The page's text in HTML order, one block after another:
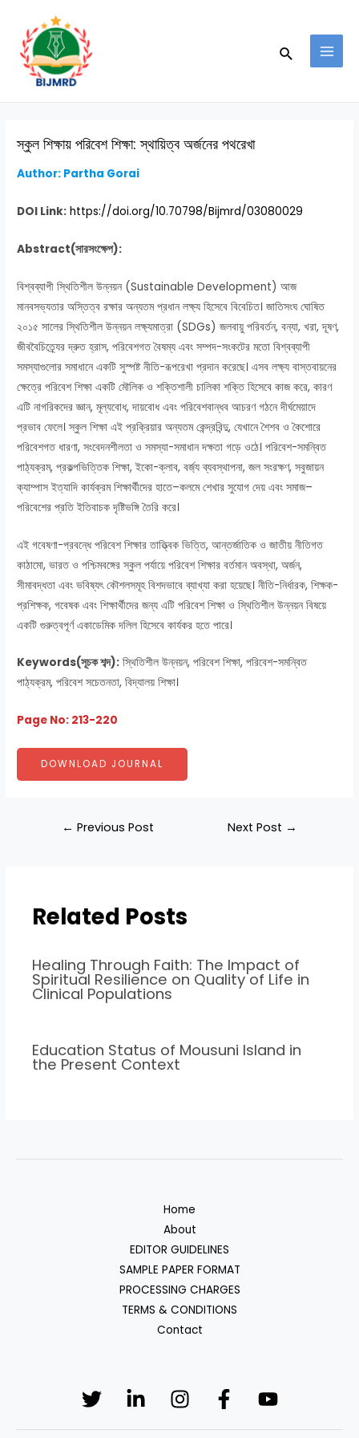
content
Search
স্কুল শিক্ষায় পরিবেশ শিক্ষা: স্থায়িত্ব অর্জনের পথরেখা
Author: Partha Gorai
DOI Link: https://doi.org/10.70798/Bijmrd/03080029
Abstract(সারসংক্ষেপ):
বিশ্বব্যাপী স্থিতিশীল উন্নয়ন (Sustainable Development) আজ
মানবসভ্যতার অস্তিত্ব রক্ষার অন্যতম প্রধান লক্ষ্য হিসেবে বিবেচিত। জাতিসংঘ ঘোষিত
২০১৫ সালের স্থিতিশীল উন্নয়ন লক্ষ্যমাত্রা (SDGs) জলবায়ু পরিবর্তন, বন্যা, খরা, দূষণ,
জীববৈচিত্র্যের দ্রুত হ্রাস, পরিবেশগত বৈষম্য এবং সম্পদ-সংকটের মতো বিশ্বব্যাপী
সমস্যাগুলোর সমাধানে একটি সুস্পষ্ট নীতি-রূপরেখা প্রদান করেছে। এসব লক্ষ্য বাস্তবায়নের
ক্ষেত্রে পরিবেশ শিক্ষা একটি মৌলিক ও শক্তিশালী চালিকা শক্তি হিসেবে কাজ করে, কারণ
এটি নাগরিকদের জ্ঞান, মূল্যবোধ, দায়বোধ এবং পরিবেশবান্ধব আচরণ গঠনে দীর্ঘমেয়াদে
প্রভাব ফেলে। স্কুল শিক্ষা এই প্রক্রিয়ার অন্যতম কেন্দ্রবিন্দু, যেখানে শৈশব ও কৈশোরে
পরিবেশগত ধারণা, সংবেদনশীলতা ও সমস্যা-সমাধান দক্ষতা গড়ে ওঠে। পরিবেশ-সমন্বিত
পাঠ্যক্রম, প্রকল্পভিত্তিক শিক্ষা, ইকো-ক্লাব, বর্জ্য ব্যবস্থাপনা, জল সংরক্ষণ, সবুজায়ন
ক্যাম্পাস ইত্যাদি কার্যক্রম শিক্ষার্থীদের হাতে–কলমে শেখার সুযোগ দেয় এবং সমাজ–
পরিবেশের প্রতি ইতিবাচক দৃষ্টিভঙ্গি তৈরি করে।
এই গবেষণা-প্রবন্ধে পরিবেশ শিক্ষার তাত্ত্বিক ভিত্তি, আন্তর্জাতিক ও জাতীয় নীতিগত
কাঠামো, ভারত ও পশ্চিমবঙ্গের স্কুল পর্যায়ে পরিবেশ শিক্ষার বর্তমান অবস্থা, অর্জন,
সীমাবদ্ধতা এবং ভবিষ্যৎ কৌশলসমূহ বিশদভাবে ব্যাখ্যা করা হয়েছে। নীতি-নির্ধারক, শিক্ষক-
প্রশিক্ষক, গবেষক এবং শিক্ষার্থীদের জন্য এটি পরিবেশ শিক্ষা ও স্থিতিশীল উন্নয়ন বিষয়ে
একটি গুরুত্বপূর্ণ একাডেমিক দলিল হিসেবে কার্যকর হতে পারে।
Keywords(সূচক শব্দ): স্থিতিশীল উন্নয়ন, পরিবেশ শিক্ষা, পরিবেশ-সমন্বিত
পাঠ্যক্রম, পরিবেশ সচেতনতা, বিদ্যালয় শিক্ষা।
Page No: 213-220
DOWNLOAD JOURNAL
navigation
← Previous Post Next Post →
Related Posts
Healing Through Faith: The Impact of
Spiritual Resilience on Quality of Life in
Clinical Populations
Education Status of Mousuni Island in
the Present Context
Home
About
EDITOR GUIDELINES
SAMPLE PAPER FORMAT
PROCESSING CHARGES
TERMS & CONDITIONS
Contact